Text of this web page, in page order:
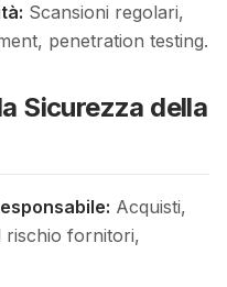
Scansioni regolari,
penetration testing.
Sicurezza della
Acquisti,
rischio fornitori,